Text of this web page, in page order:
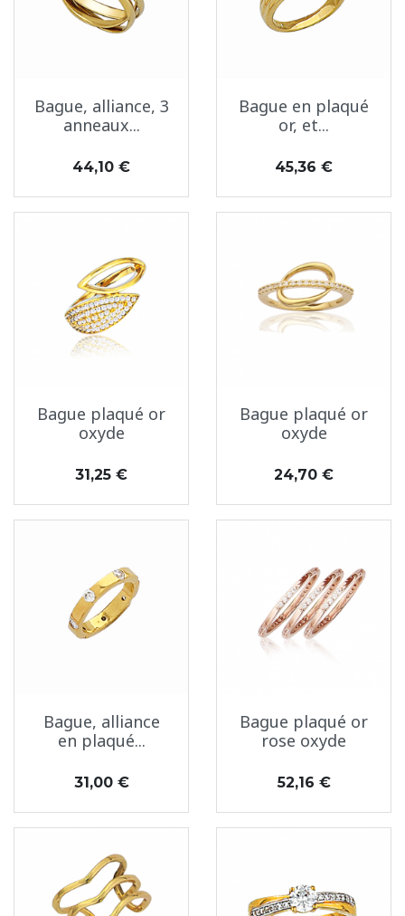
Bague, alliance, 3
anneaux...
Prix
44,10 €
Bague en plaqué
or, et...
Prix
45,36 €
Bague plaqué or
oxyde
Prix
31,25 €
Bague plaqué or
oxyde
Prix
24,70 €
Bague, alliance
en plaqué...
Prix
31,00 €
Bague plaqué or
rose oxyde
Prix
52,16 €